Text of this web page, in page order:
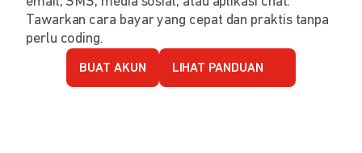
Tawarkan cara bayar yang cepat dan praktis tanpa
perlu coding.
BUAT AKUN LIHAT PANDUAN